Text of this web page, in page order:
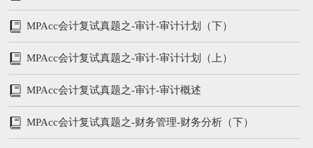
MPAcc会计复试真题之-审计-审计计划（下）
MPAcc会计复试真题之-审计-审计计划（上）
MPAcc会计复试真题之-审计-审计概述
MPAcc会计复试真题之-财务管理-财务分析（下）